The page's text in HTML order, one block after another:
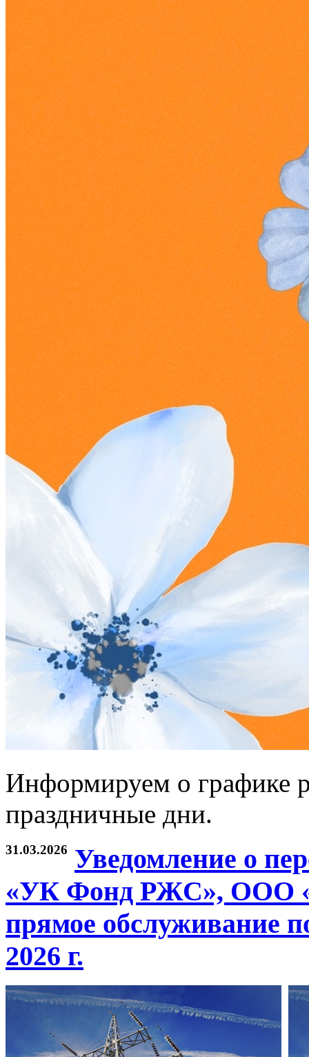
Информируем о графике
праздничные дни.
31.03.2026 Уведомление о
«УК Фонд РЖС», ООО
прямое обслуживание
2026 г.